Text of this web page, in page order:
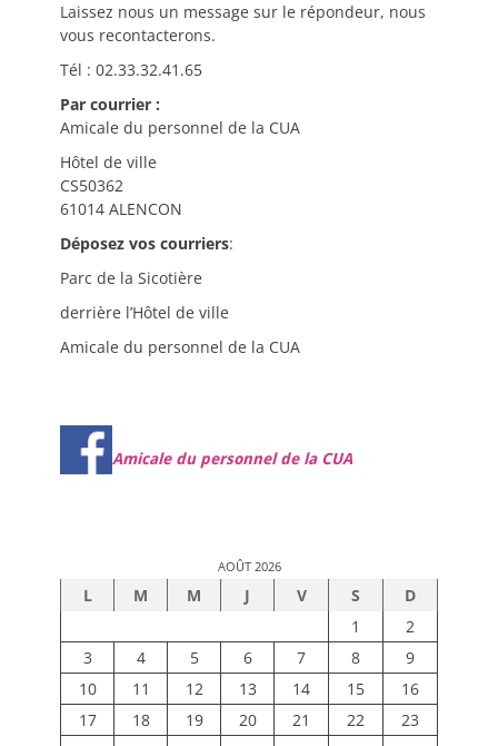
Laissez nous un message sur le répondeur, nous
vous recontacterons.
Tél : 02.33.32.41.65
Par courrier :
Amicale du personnel de la CUA
Hôtel de ville
CS50362
61014 ALENCON
Déposez vos courriers:
Parc de la Sicotière
derrière l’Hôtel de ville
Amicale du personnel de la CUA
Amicale du personnel de la CUA
AOÛT 2026
L M M J V S
D
1
2
3
4 5 6 7 8
9
10
11 12 13 14 15
16
17
18 19 20 21 22
23